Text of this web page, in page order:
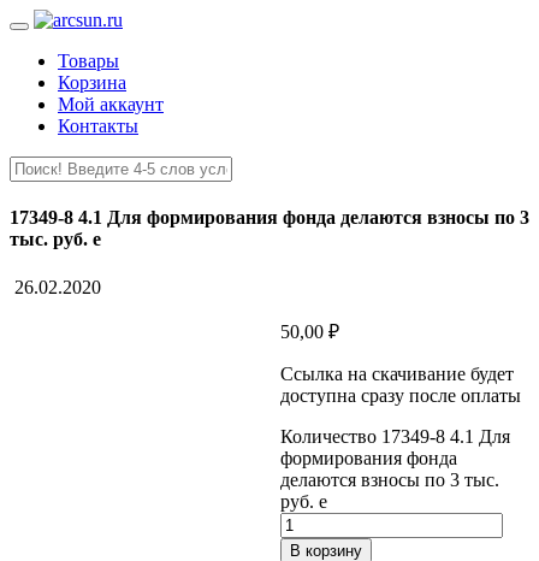
Товары
Корзина
Мой аккаунт
Контакты
17349-8 4.1 Для формирования фонда делаются взносы по 3
тыс. руб. е
26.02.2020
50,00 ₽
Ссылка на скачивание будет
доступна сразу после оплаты
Количество 17349-8 4.1 Для
формирования фонда
делаются взносы по 3 тыс.
руб. е
В корзину